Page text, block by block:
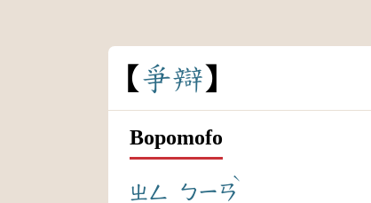
爭辯
Bopomofo
ㄓㄥ ㄅㄧㄢ
ˋ